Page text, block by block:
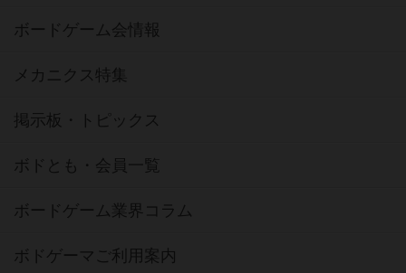
ボードゲーム会情報
メカニクス特集
掲示板・トピックス
ボドとも・会員一覧
ボードゲーム業界コラム
ボドゲーマご利用案内